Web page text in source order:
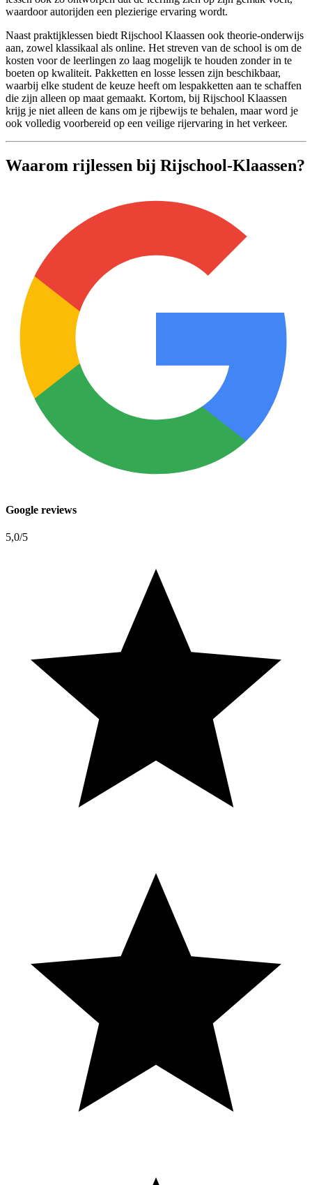
waardoor autorijden een plezierige ervaring wordt.
Naast praktijklessen biedt Rijschool Klaassen ook theorie-onderwijs
aan, zowel klassikaal als online. Het streven van de school is om de
kosten voor de leerlingen zo laag mogelijk te houden zonder in te
boeten op kwaliteit. Pakketten en losse lessen zijn beschikbaar,
waarbij elke student de keuze heeft om lespakketten aan te schaffen
die zijn alleen op maat gemaakt. Kortom, bij Rijschool Klaassen
krijg je niet alleen de kans om je rijbewijs te behalen, maar word je
ook volledig voorbereid op een veilige rijervaring in het verkeer.
Waarom rijlessen bij Rijschool-Klaassen?
Google reviews
5,0/5